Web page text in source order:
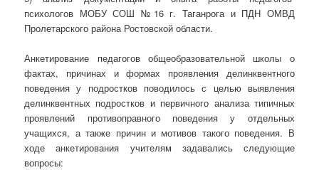
психологов МОБУ СОШ №16 г. Таганрога и ПДН ОМВД
Пролетарского района Ростовской области.
Анкетирование педагогов общеобразовательной школы о
фактах, причинах и формах проявления делинквентного
поведения у подростков поводилось с целью выявления
делинквентных подростков и первичного анализа типичных
проявлений противоправного поведения у отдельных
учащихся, а также причин и мотивов такого поведения. В
ходе анкетирования учителям задавались следующие
вопросы: